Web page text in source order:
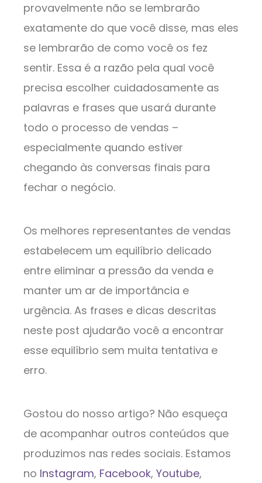
provavelmente não se lembrarão
exatamente do que você disse, mas eles
se lembrarão de como você os fez
sentir. Essa é a razão pela qual você
precisa escolher cuidadosamente as
palavras e frases que usará durante
todo o processo de vendas –
especialmente quando estiver
chegando às conversas finais para
fechar o negócio.
Os melhores representantes de vendas
estabelecem um equilíbrio delicado
entre eliminar a pressão da venda e
manter um ar de importância e
urgência. As frases e dicas descritas
neste post ajudarão você a encontrar
esse equilíbrio sem muita tentativa e
erro.
Gostou do nosso artigo? Não esqueça
de acompanhar outros conteúdos que
produzimos nas redes sociais. Estamos
no Instagram, Facebook, Youtube,